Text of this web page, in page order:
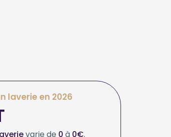
laverie en 2026
varie de 0 à 0€.